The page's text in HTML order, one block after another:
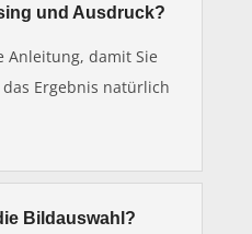
und Ausdruck?
Anleitung, damit Sie
Ergebnis natürlich
Bildauswahl?